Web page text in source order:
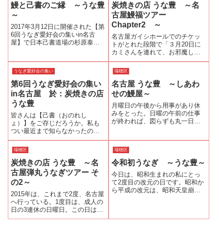
鰻と己書のご縁 ～うな豊
～
2017年3月12日に開催された【第
6回うなぎ愛好会の集いin名古
屋】で日本己書道場の杉原泰師
場・馬淵将樹副総師範の東京幸
座へ通い始めた。最初は多くの
方が抱...
炭焼きの店 うな豊 ～名
古屋鰻福ツアー
Chapter2 ～
名古屋ガイシホールでのチケッ
トがとれた段階で「３月20日に
カミさんを連れて、お邪魔しま
す」と『うな豊』さんの服部公
司社長にはお願いしておいた。
当初の予定では、『うな豊』さ
んの最寄り駅・瑞穂運動場西駅
で名古屋市営地下鉄・桜通線で
乗り換えなしで...
うなぎ愛好会の集い
第6回うなぎ愛好会の集い
in名古屋 於：炭焼きの店
うな豊
皆さんは【己書（おのれし
ょ）】をご存じだろうか。私も
つい最近まで知らなかったのだ
が、知らずに目にしていたので
ある。己書とは◆己(おのれ)の書
自分だけの書。オンリーワンの
書の事です。◆書道・習字など
と全く異なり書き方・書き順な
ど、条件にとらわ...
瑞穂区
名古屋 うな豊 ～しあわ
せの鰻屋～
月曜日の午後から用事があり休
みをとった。日曜の午前の仕事
が終われば、図らずも丸一日休
行先は『うな豊』以前、大将と
「大将が休前日の日曜の夜なら
ゆっくり話が出来...
瑞穂区
炭焼きの店 うな豊 ～名
古屋弾丸うなぎツアー そ
の2～
2015年は、これまで2度、名古屋
へ行っている。1度目は、成人の
日の3連休の日曜日。この日は、
夕方から栄のライブハウスで行
瑞穂区
令和初うなぎ ～うな豊～
今日は、昭和生まれの私にとっ
て2度目の改元の日です。昭和か
ら平成の改元は、昭和天皇崩御
しかし、今回の改元は、先の天